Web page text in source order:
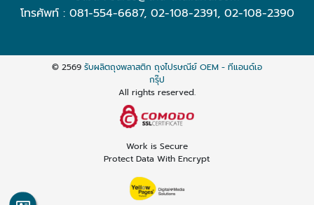
โทรศัพท์ : 081-554-6687, 02-108-2391, 02-108-2390
© 2569 รับผลิตถุงพลาสติก ถุงไปรษณีย์ OEM - ทีแอนด์เอ
กรุ๊ป
All rights reserved.
Work is Secure
Protect Data With Encrypt